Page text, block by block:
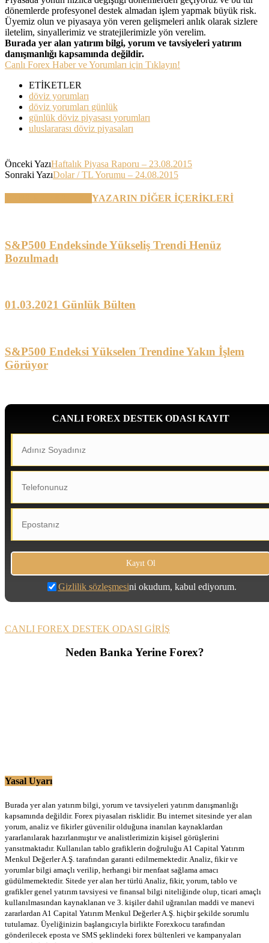
dönemlerde profesyonel destek almadan işlem yapmak büyük risk.
Üyemiz olun ve piyasaya yön veren gelişmeleri anlık olarak sizlere
iletelim, sinyallerimiz ve stratejilerimizle yön verelim.
Burada yer alan yatırım bilgi, yorum ve tavsiyeleri yatırım
danışmanlığı kapsamında değildir.
Canlı Forex Haber ve Yorumları için Tıklayın!
ETİKETLER
döviz yorumları
döviz yorumları günlük
günlük döviz piyasası yorumları
uluslararası döviz piyasaları
Önceki YazıHaftalık Piyasa Raporu – 23.08.2015
Sonraki YazıDolar / TL Yorumu – 24.08.2015
YAZARIN DİĞER İÇERİKLERİ
S&P500 Endeksinde Yükseliş Trendi Henüz
Bozulmadı
01.03.2021 Günlük Bülten
S&P500 Endeksi Yükselen Trendine Yakın İşlem
Görüyor
CANLI FOREX DESTEK ODASI KAYIT
Gizlilik sözleşmesini okudum, kabul ediyorum.
CANLI FOREX DESTEK ODASI GİRİŞ
Neden Banka Yerine Forex?
Yasal Uyarı
Burada yer alan yatırım bilgi, yorum ve tavsiyeleri yatırım danışmanlığı
kapsamında değildir. Forex piyasaları risklidir. Bu internet sitesinde yer alan
yorum, analiz ve fikirler güvenilir olduğuna inanılan kaynaklardan
yararlanılarak hazırlanmıştır ve analistlerimizin kişisel görüşlerini
yansıtmaktadır. Kullanılan tablo grafiklerin doğruluğu A1 Capital Yatırım
Menkul Değerler A.Ş. tarafından garanti edilmemektedir. Analiz, fikir ve
yorumlar bilgi amaçlı verilip, herhangi bir menfaat sağlama amacı
güdülmemektedir. Sitede yer alan her türlü Analiz, fikir, yorum, tablo ve
grafikler genel yatırım tavsiyesi ve finansal bilgi niteliğinde olup, ticari amaçlı
kullanılmasından kaynaklanan ve 3. kişiler dahil uğranılan maddi ve manevi
zararlardan A1 Capital Yatırım Menkul Değerler A.Ş. hiçbir şekilde sorumlu
tutulamaz. Üyeliğinizin başlangıcıyla birlikte Forexkocu tarafından
gönderilecek eposta ve SMS şeklindeki forex bültenleri ve kampanyaları